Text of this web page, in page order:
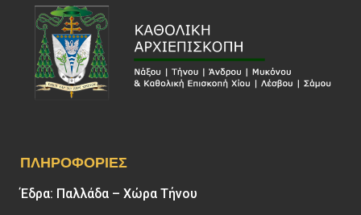
ΠΛΗΡΟΦΟΡΊΕΣ
Έδρα: Παλλάδα – Χώρα Τήνου